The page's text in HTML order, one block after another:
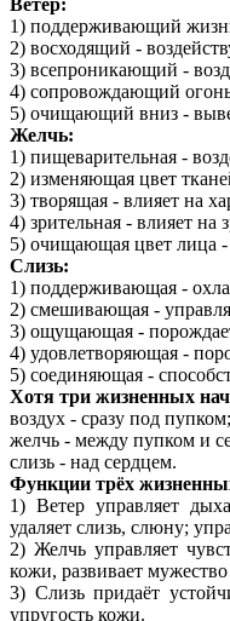
Ветер:
1) поддерживающий
2) восходящий -
3) всепроникающий -
4) сопровождающий
5) очищающий вниз -
Желчь:
1) пищеварительная -
2) изменяющая цвет
3) творящая - влияет на
4) зрительная - влияет на
5) очищающая цвет лица -
Слизь:
1) поддерживающая -
2) смешивающая -
3) ощущающая -
4) удовлетворяющая -
5) соединяющая -
Хотя три жизненных
воздух - сразу под пупком;
желчь - между пупком и
слизь - над сердцем.
Функции трёх
1) Ветер управляет
удаляет слизь, слюну;
2) Желчь управляет
кожи, развивает
3) Слизь придаёт
упругость кожи.